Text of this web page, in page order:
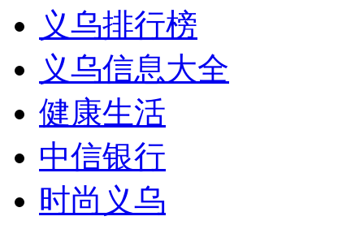
义乌排行榜
义乌信息大全
健康生活
中信银行
时尚义乌